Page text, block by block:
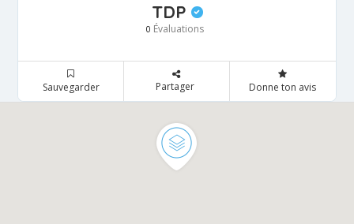
TDP
0 Évaluations
Sauvegarder Partager Donne ton avis